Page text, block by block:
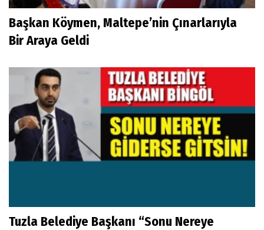
Başkan Köymen, Maltepe’nin Çınarlarıyla
Bir Araya Geldi
Tuzla Belediye Başkanı “Sonu Nereye